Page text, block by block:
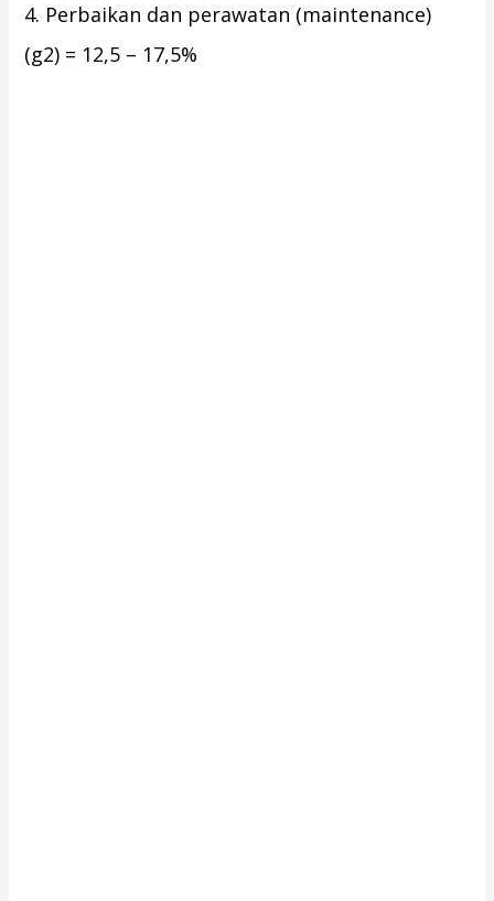
4. Perbaikan dan perawatan (maintenance)
(g2) = 12,5 – 17,5%